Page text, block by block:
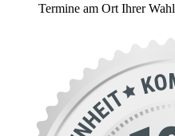
Termine am Ort Ihrer Wahl